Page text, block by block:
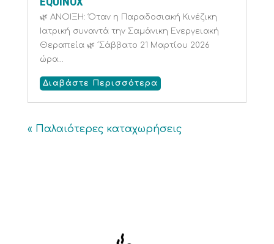
🌿 ΑΝΟΙΞΗ: Όταν η Παραδοσιακή Κινέζικη
Ιατρική συναντά την Σαμάνικη Ενεργειακή
Θεραπεία 🌿 ΄Σάββατο 21 Μαρτίου 2026
ώρα...
Διαβάστε Περισσότερα
« Παλαιότερες καταχωρήσεις